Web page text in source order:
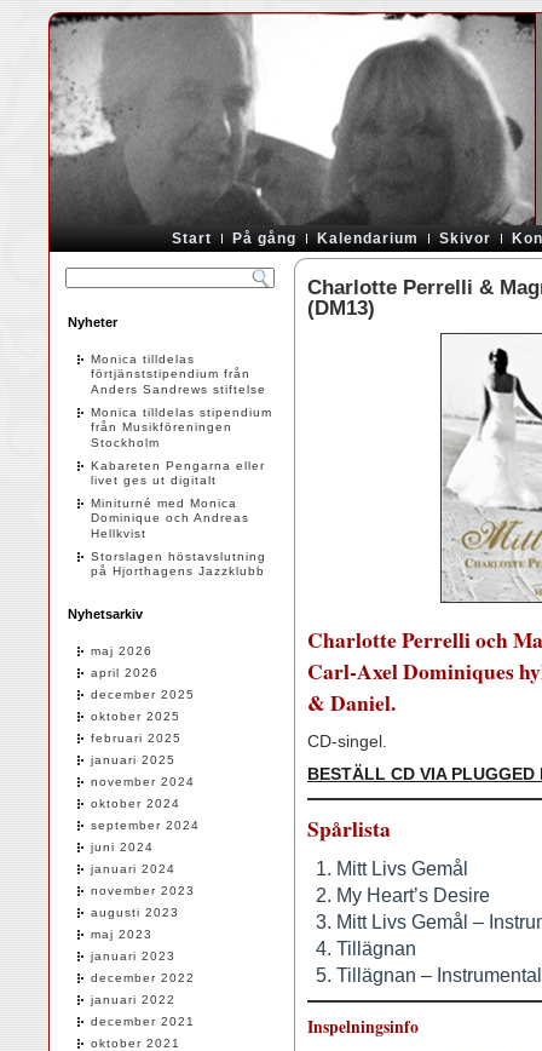
Start På gång Kalendarium Skivor
Nyheter
Monica tilldelas
förtjänststipendium från
Anders Sandrews stiftelse
Monica tilldelas stipendium
från Musikföreningen
Stockholm
Kabareten Pengarna eller
livet ges ut digitalt
Miniturné med Monica
Dominique och Andreas
Hellkvist
Storslagen höstavslutning
på Hjorthagens Jazzklubb
Nyhetsarkiv
maj 2026
april 2026
december 2025
oktober 2025
februari 2025
januari 2025
november 2024
oktober 2024
september 2024
juni 2024
januari 2024
november 2023
augusti 2023
maj 2023
januari 2023
december 2022
januari 2022
december 2021
oktober 2021
Charlotte Perrelli &
(DM13)
Charlotte Perrelli och
Carl-Axel Dominiques
& Daniel.
CD-singel.
BESTÄLL CD VIA PLUGGED
Spårlista
Mitt Livs Gemål
My Heart’s Desire
Mitt Livs Gemål –
Tillägnan
Tillägnan – Instrumental
Inspelningsinfo